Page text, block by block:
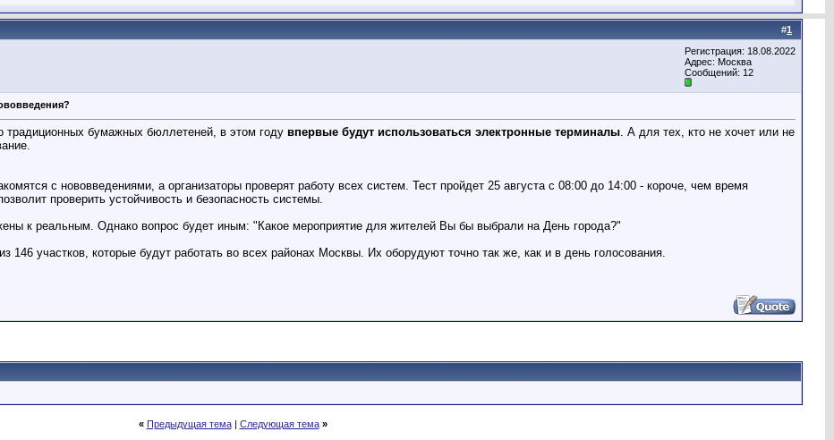
#1
Регистрация: 18.08.2022
Адрес: Москва
Сообщений: 12
бумажных бюллетеней, в этом году впервые будут использоваться электронные терминалы. А для тех, кто не хочет или не
с нововведениями, а организаторы проверят работу всех систем. Тест пройдет 25 августа с 08:00 до 14:00 - короче, чем время
проверить устойчивость и безопасность системы.
к реальным. Однако вопрос будет иным: "Какое мероприятие для жителей Вы бы выбрали на День города?"
146 участков, которые будут работать во всех районах Москвы. Их оборудуют точно так же, как и в день голосования.
« Предыдущая тема| Следующая тема »